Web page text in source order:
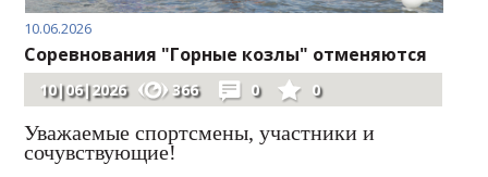
10.06.2026
Соревнования "Горные козлы" отменяются
10|06|2026 366 0 0
Уважаемые спортсмены, участники и
сочувствующие!